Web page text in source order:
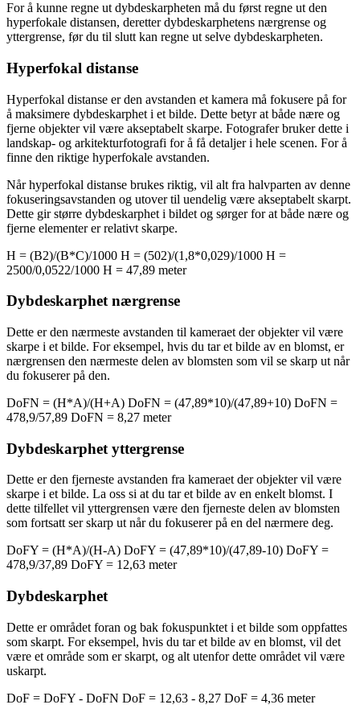
For å kunne regne ut dybdeskarpheten må du først regne ut den
hyperfokale distansen, deretter dybdeskarphetens nærgrense og
yttergrense, før du til slutt kan regne ut selve dybdeskarpheten.
Hyperfokal distanse
Hyperfokal distanse er den avstanden et kamera må fokusere på for
å maksimere dybdeskarphet i et bilde. Dette betyr at både nære og
fjerne objekter vil være akseptabelt skarpe. Fotografer bruker dette i
landskap- og arkitekturfotografi for å få detaljer i hele scenen. For å
finne den riktige hyperfokale avstanden.
Når hyperfokal distanse brukes riktig, vil alt fra halvparten av denne
fokuseringsavstanden og utover til uendelig være akseptabelt skarpt.
Dette gir større dybdeskarphet i bildet og sørger for at både nære og
fjerne elementer er relativt skarpe.
H = (B2)/(B*C)/1000 H = (502)/(1,8*0,029)/1000 H =
2500/0,0522/1000 H = 47,89 meter
Dybdeskarphet nærgrense
Dette er den nærmeste avstanden til kameraet der objekter vil være
skarpe i et bilde. For eksempel, hvis du tar et bilde av en blomst, er
nærgrensen den nærmeste delen av blomsten som vil se skarp ut når
du fokuserer på den.
DoFN = (H*A)/(H+A) DoFN = (47,89*10)/(47,89+10) DoFN =
478,9/57,89 DoFN = 8,27 meter
Dybdeskarphet yttergrense
Dette er den fjerneste avstanden fra kameraet der objekter vil være
skarpe i et bilde. La oss si at du tar et bilde av en enkelt blomst. I
dette tilfellet vil yttergrensen være den fjerneste delen av blomsten
som fortsatt ser skarp ut når du fokuserer på en del nærmere deg.
DoFY = (H*A)/(H-A) DoFY = (47,89*10)/(47,89-10) DoFY =
478,9/37,89 DoFY = 12,63 meter
Dybdeskarphet
Dette er området foran og bak fokuspunktet i et bilde som oppfattes
som skarpt. For eksempel, hvis du tar et bilde av en blomst, vil det
være et område som er skarpt, og alt utenfor dette området vil være
uskarpt.
DoF = DoFY - DoFN DoF = 12,63 - 8,27 DoF = 4,36 meter